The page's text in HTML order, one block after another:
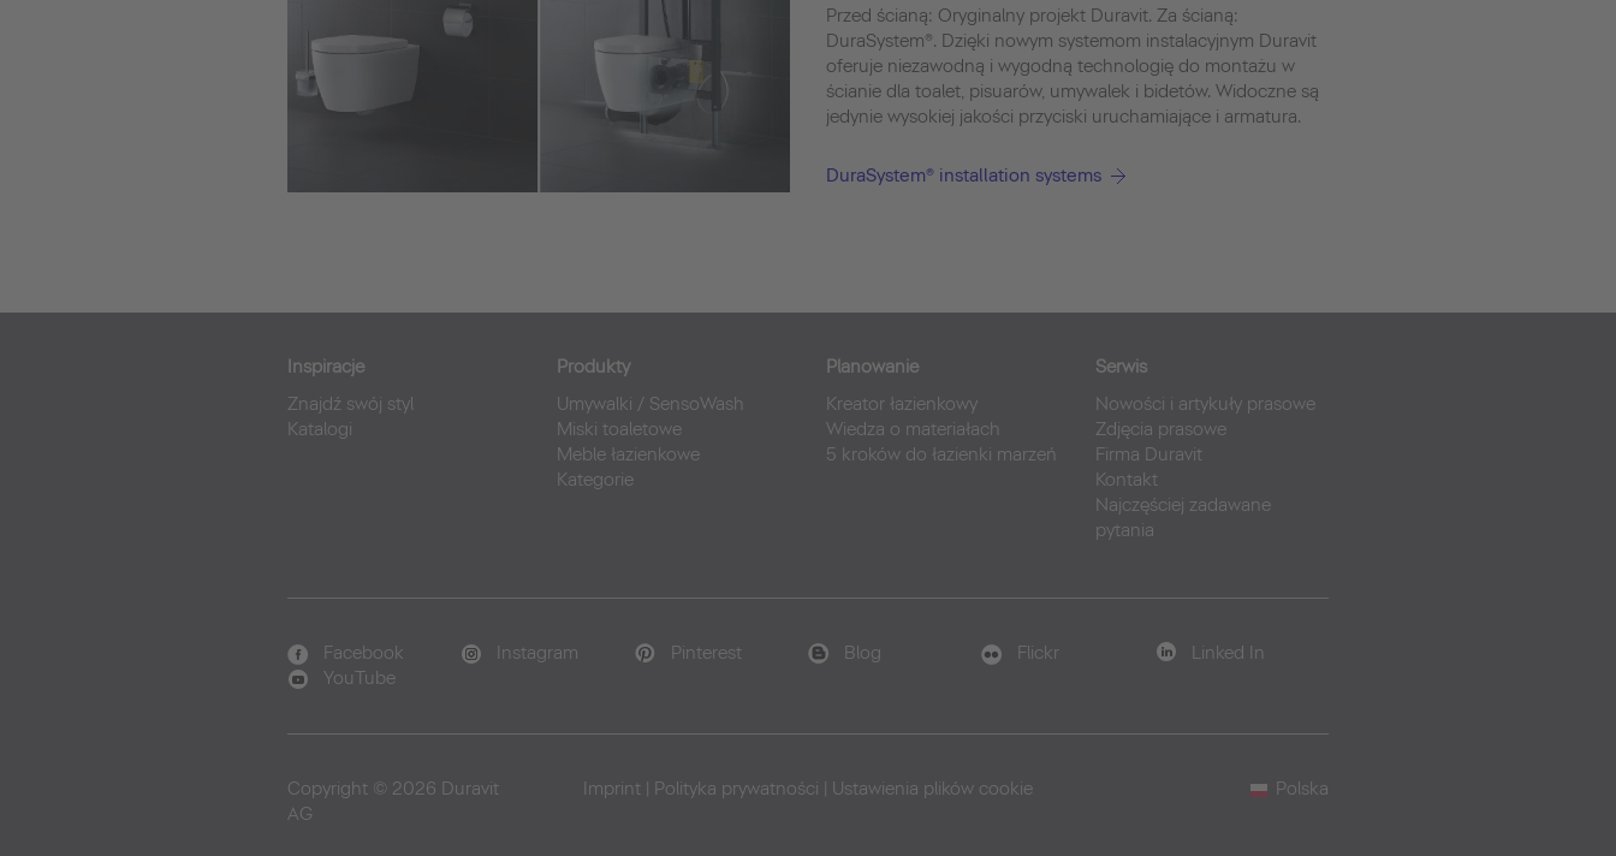
Przed ścianą: Oryginalny projekt Duravit. Za ścianą:
DuraSystem®. Dzięki nowym systemom instalacyjnym Duravit
oferuje niezawodną i wygodną technologię do montażu w
ścianie dla toalet, pisuarów, umywalek i bidetów. Widoczne są
jedynie wysokiej jakości przyciski uruchamiające i armatura.
DuraSystem® installation systems
Inspiracje
Znajdź swój styl
Katalogi
Produkty
Umywalki / SensoWash
Miski toaletowe
Meble łazienkowe
Kategorie
Planowanie
Kreator łazienkowy
Wiedza o materiałach
5 kroków do łazienki marzeń
Serwis
Nowości i artykuły prasowe
Zdjęcia prasowe
Firma Duravit
Kontakt
Najczęściej zadawane
pytania
Facebook Instagram Pinterest Blog Flickr
Linked In
YouTube
Copyright © 2026 Duravit
AG
Imprint | Polityka prywatności | Ustawienia plików cookie Polska